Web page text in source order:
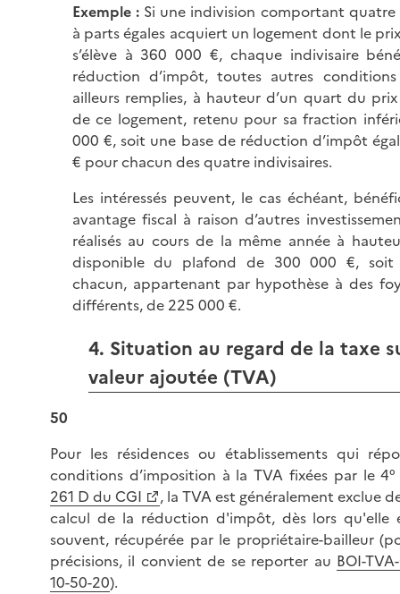
Exemple :Si une indivision comportant quatre
à parts égales acquiert un logement dont le
s’élève à 360 000 €, chaque indivisaire
réduction d’impôt, toutes autres
ailleurs remplies, à hauteur d’un quart du
de ce logement, retenu pour sa fraction
000 €, soit une base de réduction d’impôt
€ pour chacun des quatre indivisaires.
Les intéressés peuvent, le cas échéant,
avantage fiscal à raison d’autres
réalisés au cours de la même année à
disponible du plafond de 300 000 €, soit
chacun, appartenant par hypothèse à des
différents, de 225 000 €.
4. Situation au regard de la taxe
valeur ajoutée (TVA)
50
Pour les résidences ou établissements qui
conditions d’imposition à la TVA fixées par le 4°
261 D du CGI
, la TVA est généralement exclue
calcul de la réduction d'impôt, dès lors qu'elle
souvent, récupérée par le propriétaire-bailleur
précisions, il convient de se reporter au BOI-
10-50-20).